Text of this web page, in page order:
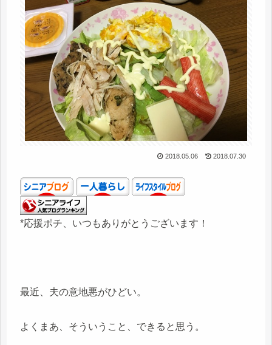
2018.05.06 2018.07.30
*応援ポチ、いつもありがとうございます！
最近、夫の意地悪がひどい。
よくまあ、そういうこと、できると思う。